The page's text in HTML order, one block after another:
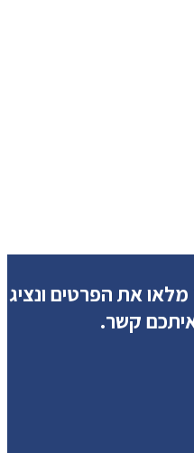
מלאו את הפרטים ונציג
קשר.